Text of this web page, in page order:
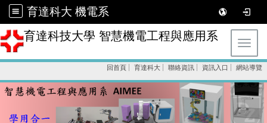
育達科大 機電系
育達科技大學 智慧機電工程與應用系
回首頁 育達科大 聯絡資訊 資訊入口 網站導覽